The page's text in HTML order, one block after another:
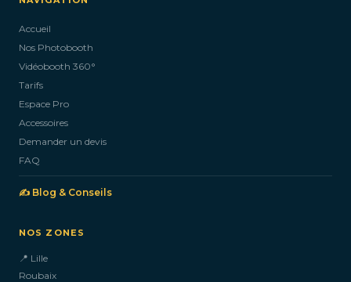
Accueil
Nos Photobooth
Vidéobooth 360°
Tarifs
Espace Pro
Accessoires
Demander un devis
FAQ
✍️ Blog & Conseils
NOS ZONES
📍 Lille
Roubaix